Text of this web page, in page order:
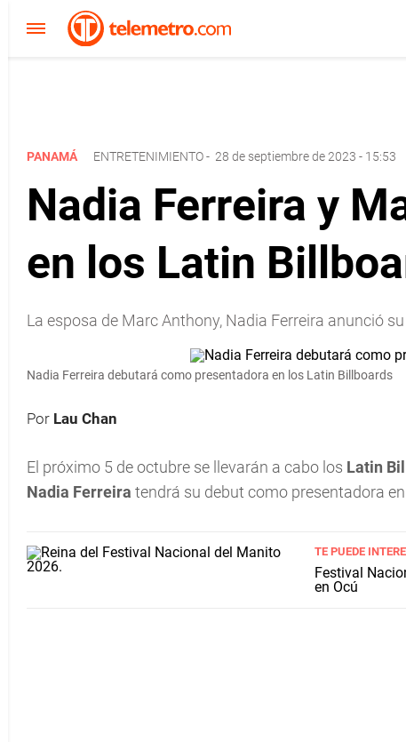
PANAMÁ ENTRETENIMIENTO- 28 de septiembre de 2023 - 15:53
Nadia Ferreira y
en los Latin
La esposa de Marc Anthony, Nadia Ferreira anunció
Nadia Ferreira debutará como presentadora en los Latin Billboards
Por Lau Chan
El próximo 5 de octubre se llevarán a cabo los Latin
Nadia Ferreira tendrá su debut como presentadora
TE PUEDE
Festival
en Ocú